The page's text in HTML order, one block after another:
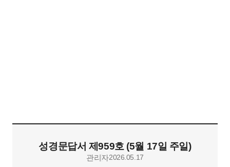
성경문답서 제959호 (5월 17일 주일)
관리자2026.05.17